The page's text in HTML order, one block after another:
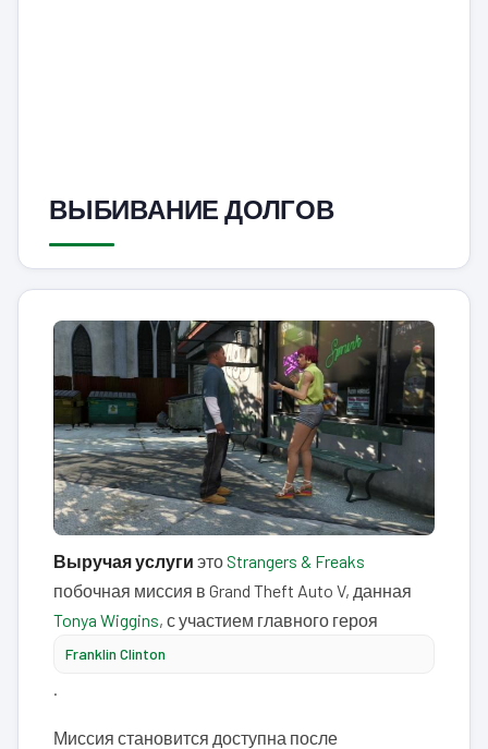
ВЫБИВАНИЕ ДОЛГОВ
Выручая услуги этоStrangers & Freaks
побочная миссия в Grand Theft Auto V, данная
Tonya Wiggins, с участием главного героя
Franklin Clinton
.
Миссия становится доступна после